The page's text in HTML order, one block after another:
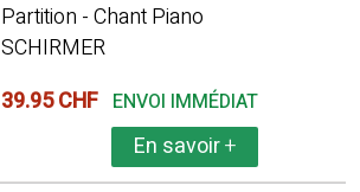
Partition - Chant Piano
SCHIRMER
39.95 CHF ENVOI IMMÉDIAT
En savoir+